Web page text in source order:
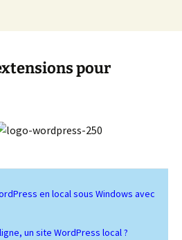
informatique
création de sites
pour
en local sous Windows avec
un site WordPress local ?